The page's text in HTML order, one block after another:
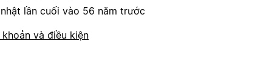
lần cuối vào 56 năm trước
và điều kiện